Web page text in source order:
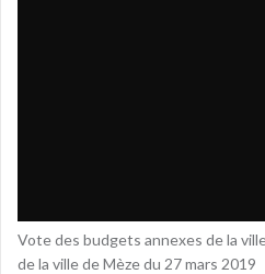
Vote des budgets annexes de la
de la ville de Mèze du 27 mars 2019